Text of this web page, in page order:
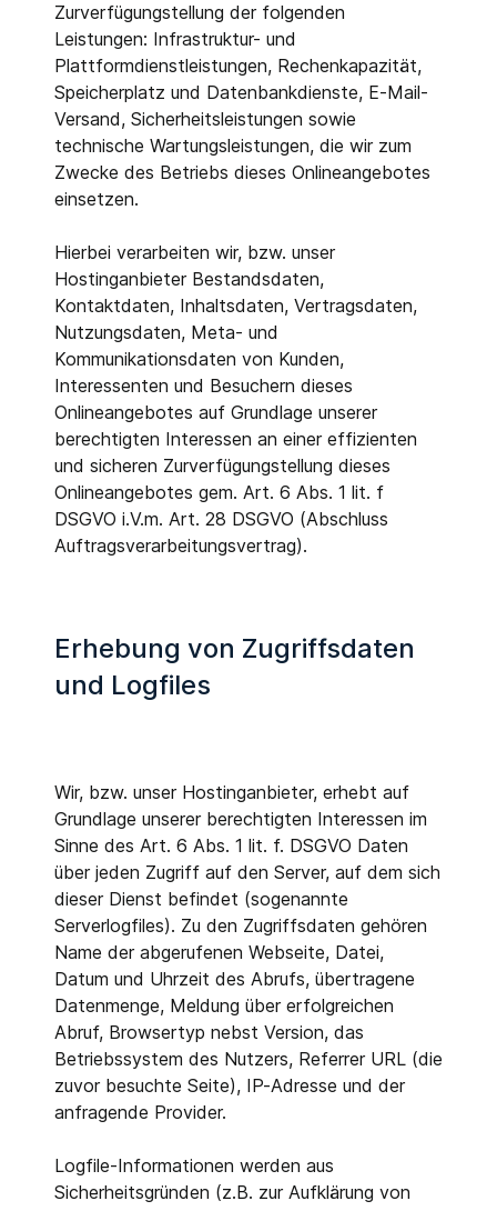
Zurverfügungstellung der folgenden
Leistungen: Infrastruktur- und
Plattformdienstleistungen, Rechenkapazität,
Speicherplatz und Datenbankdienste, E-Mail-
Versand, Sicherheitsleistungen sowie
technische Wartungsleistungen, die wir zum
Zwecke des Betriebs dieses Onlineangebotes
einsetzen.
Hierbei verarbeiten wir, bzw. unser
Hostinganbieter Bestandsdaten,
Kontaktdaten, Inhaltsdaten, Vertragsdaten,
Nutzungsdaten, Meta- und
Kommunikationsdaten von Kunden,
Interessenten und Besuchern dieses
Onlineangebotes auf Grundlage unserer
berechtigten Interessen an einer effizienten
und sicheren Zurverfügungstellung dieses
Onlineangebotes gem. Art. 6 Abs. 1 lit. f
DSGVO i.V.m. Art. 28 DSGVO (Abschluss
Auftragsverarbeitungsvertrag).
Erhebung von Zugriffsdaten
und Logfiles
Wir, bzw. unser Hostinganbieter, erhebt auf
Grundlage unserer berechtigten Interessen im
Sinne des Art. 6 Abs. 1 lit. f. DSGVO Daten
über jeden Zugriff auf den Server, auf dem sich
dieser Dienst befindet (sogenannte
Serverlogfiles). Zu den Zugriffsdaten gehören
Name der abgerufenen Webseite, Datei,
Datum und Uhrzeit des Abrufs, übertragene
Datenmenge, Meldung über erfolgreichen
Abruf, Browsertyp nebst Version, das
Betriebssystem des Nutzers, Referrer URL (die
zuvor besuchte Seite), IP-Adresse und der
anfragende Provider.
Logfile-Informationen werden aus
Sicherheitsgründen (z.B. zur Aufklärung von